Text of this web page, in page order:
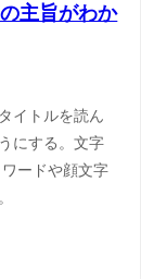
主旨がわか
イトルを読ん
にする。文字
ードや顔文字